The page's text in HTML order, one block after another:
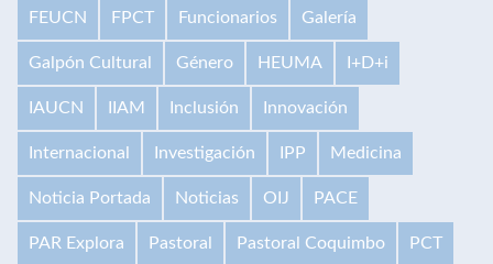
FEUCN FPCT Funcionarios Galería
Galpón Cultural Género HEUMA I+D+i
IAUCN IIAM Inclusión Innovación
Internacional Investigación IPP Medicina
Noticia Portada Noticias OIJ PACE
PAR Explora Pastoral Pastoral Coquimbo PCT